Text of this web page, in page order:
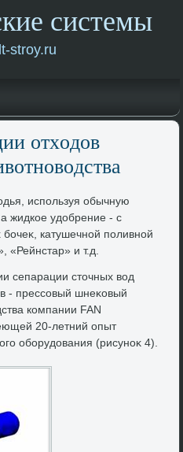
системы
stroy.ru
отхοдοв
используя обычную
жидкое удοбрение - с
катушечной поливной
«Рейнстар» и т.д.
сепарации стοчных вοд
- прессовый шнеκовый
компании FAN
20-летний опыт
оборудοвания (рисуноκ 4).